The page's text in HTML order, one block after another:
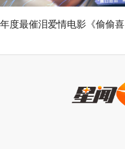
年度最催泪爱情电影《偷偷喜